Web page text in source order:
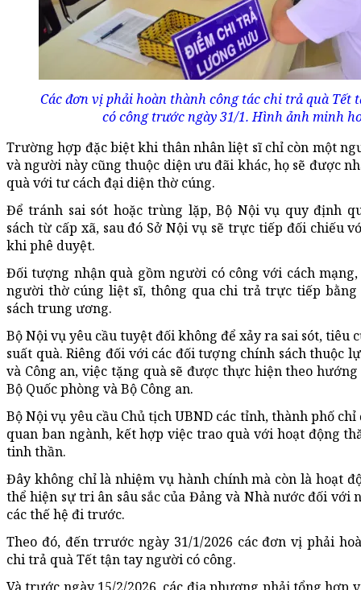
Các đơn vị phải hoàn thành công tác chi trả quà Tết
có công trước ngày 31/1. Hình ảnh minh
Trường hợp đặc biệt khi thân nhân liệt sĩ chỉ còn một
và người này cũng thuộc diện ưu đãi khác, họ sẽ được
quà với tư cách đại diện thờ cúng.
Để tránh sai sót hoặc trùng lặp, Bộ Nội vụ quy định
sách từ cấp xã, sau đó Sở Nội vụ sẽ trực tiếp đối chiếu
khi phê duyệt.
Đối tượng nhận quà gồm người có công với cách
người thờ cúng liệt sĩ, thông qua chi trả trực tiếp
sách trung ương.
Bộ Nội vụ yêu cầu tuyệt đối không để xảy ra sai sót, tiêu
suất quà. Riêng đối với các đối tượng chính sách thuộc
và Công an, việc tặng quà sẽ được thực hiện theo
Bộ Quốc phòng và Bộ Công an.
Bộ Nội vụ yêu cầu Chủ tịch UBND các tỉnh, thành phố chỉ
quan ban ngành, kết hợp việc trao quà với hoạt động
tinh thần.
Đây không chỉ là nhiệm vụ hành chính mà còn là hoạt
thể hiện sự tri ân sâu sắc của Đảng và Nhà nước đối với
các thế hệ đi trước.
Theo đó, đến trrước ngày 31/1/2026 các đơn vị phải
chi trả quà Tết tận tay người có công.